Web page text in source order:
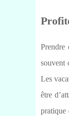
Prendre
souvent
Les
être
pratique